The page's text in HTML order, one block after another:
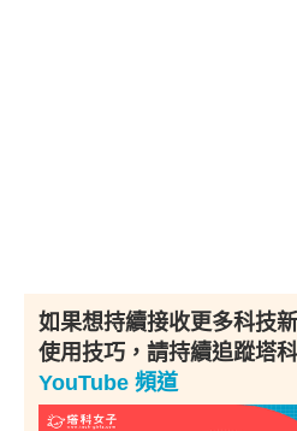
如果想持續接收更多科技
使用技巧，請持續追蹤塔科
YouTube 頻道